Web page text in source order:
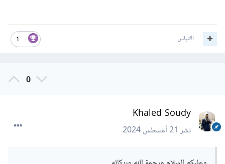
1 اقتباس
0
Khaled Soudy
نشر21 أغسطس 2024